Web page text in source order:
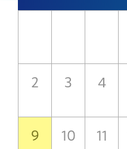
2 3 4
9 10 11